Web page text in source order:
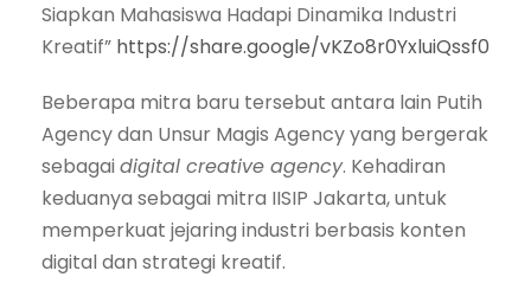
Siapkan Mahasiswa Hadapi Dinamika Industri
Kreatif” https://share.google/vKZo8r0YxluiQssf0
Beberapa mitra baru tersebut antara lain Putih
Agency dan Unsur Magis Agency yang bergerak
sebagai digital creative agency. Kehadiran
keduanya sebagai mitra IISIP Jakarta, untuk
memperkuat jejaring industri berbasis konten
digital dan strategi kreatif.